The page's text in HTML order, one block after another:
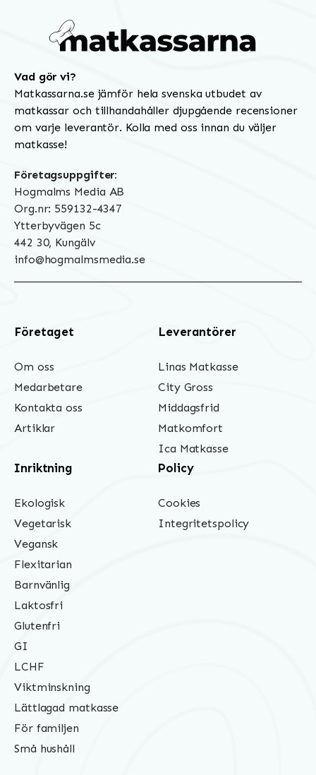
Vad gör vi?
Matkassarna.se jämför hela svenska utbudet av
matkassar och tillhandahåller djupgående recensioner
om varje leverantör. Kolla med oss innan du väljer
matkasse!
Företagsuppgifter:
Hogmalms Media AB
Org.nr: 559132-4347
Ytterbyvägen 5c
442 30, Kungälv
info@hogmalmsmedia.se
Företaget
Om oss
Medarbetare
Kontakta oss
Artiklar
Leverantörer
Linas Matkasse
City Gross
Middagsfrid
Matkomfort
Ica Matkasse
Inriktning
Ekologisk
Vegetarisk
Vegansk
Flexitarian
Barnvänlig
Laktosfri
Glutenfri
GI
LCHF
Viktminskning
Lättlagad matkasse
För familjen
Små hushåll
Policy
Cookies
Integritetspolicy